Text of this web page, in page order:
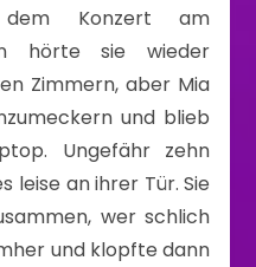
Konzert am
hörte sie wieder
Zimmern, aber Mia
und blieb
Ungefähr zehn
leise an ihrer Tür. Sie
wer schlich
und klopfte dann